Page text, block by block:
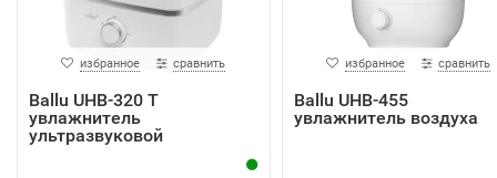
избранное сравнить
Ballu UHB-320 T
увлажнитель
ультразвуковой
избранное сравнить
Ballu UHB-455
увлажнитель воздуха